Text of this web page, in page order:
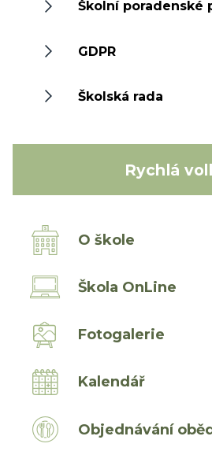
Školní poradenské
GDPR
Školská rada
Rychlá
O škole
Škola OnLine
Fotogalerie
Kalendář
Objednávání